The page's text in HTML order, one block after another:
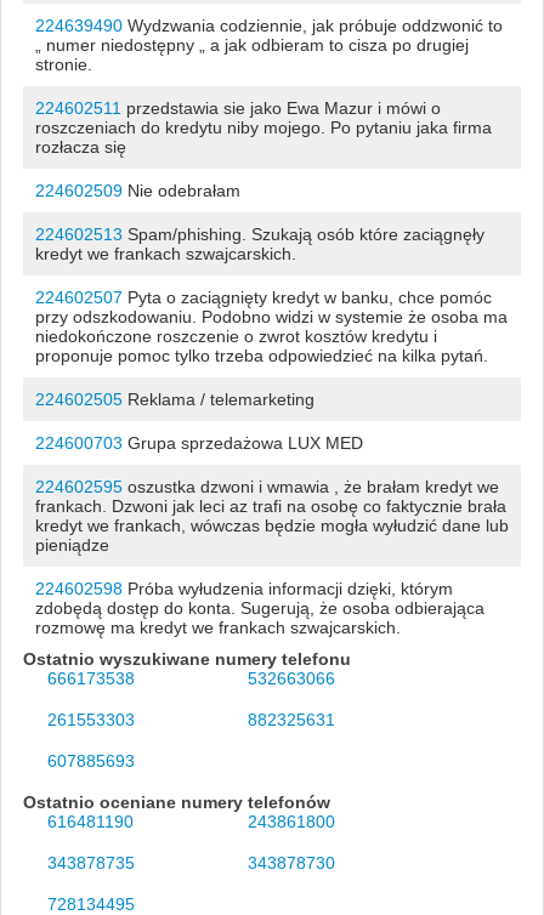
224639490Wydzwania codziennie, jak próbuje oddzwonić to
„ numer niedostępny „ a jak odbieram to cisza po drugiej
stronie.
224602511 przedstawia sie jako Ewa Mazur i mówi o
roszczeniach do kredytu niby mojego. Po pytaniu jaka firma
rozłacza się
224602509Nie odebrałam
224602513 Spam/phishing. Szukają osób które zaciągnęły
kredyt we frankach szwajcarskich.
224602507 Pyta o zaciągnięty kredyt w banku, chce pomóc
przy odszkodowaniu. Podobno widzi w systemie że osoba ma
niedokończone roszczenie o zwrot kosztów kredytu i
proponuje pomoc tylko trzeba odpowiedzieć na kilka pytań.
224602505Reklama / telemarketing
224600703 Grupa sprzedażowa LUX MED
224602595oszustka dzwoni i wmawia , że brałam kredyt we
frankach. Dzwoni jak leci az trafi na osobę co faktycznie brała
kredyt we frankach, wówczas będzie mogła wyłudzić dane lub
pieniądze
224602598Próba wyłudzenia informacji dzięki, którym
zdobędą dostęp do konta. Sugerują, że osoba odbierająca
rozmowę ma kredyt we frankach szwajcarskich.
Ostatnio wyszukiwane numery telefonu
666173538
532663066
261553303 882325631
607885693
Ostatnio oceniane numery telefonów
616481190
243861800
343878735 343878730
728134495